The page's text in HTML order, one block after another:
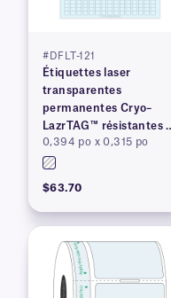
#DFLT-121
Étiquettes laser
transparentes
permanentes Cryo–
LazrTAG™ résistantes
la cryogénie et à
l'autoclave
0,394 po x 0,315 po
$63.70